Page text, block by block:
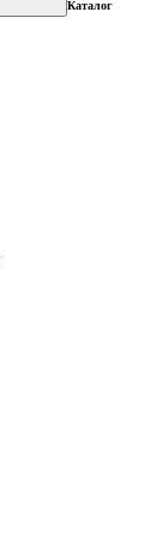
Каталог